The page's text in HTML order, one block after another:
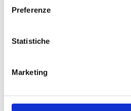
Preferenze
Statistiche
Marketing
District:
Foundation:
X century